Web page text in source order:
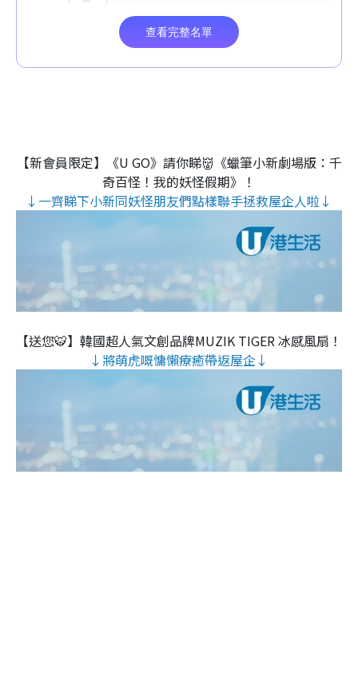
【新會員限定】《U GO》請你睇👹《蠟筆小新劇場版：千
奇百怪！我的妖怪假期》！
↓一齊睇下小新同妖怪朋友們點樣聯手拯救屋企人啦↓
【送您🐯】韓國超人氣文創品牌MUZIK TIGER 冰感風扇！
↓將萌虎嘅慵懶療癒帶返屋企↓